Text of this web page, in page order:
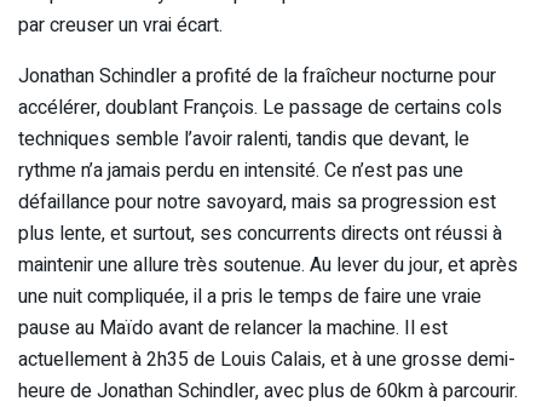
par creuser un vrai écart.
Jonathan Schindler a profité de la fraîcheur nocturne pour
accélérer, doublant François. Le passage de certains cols
techniques semble l’avoir ralenti, tandis que devant, le
rythme n’a jamais perdu en intensité. Ce n’est pas une
défaillance pour notre savoyard, mais sa progression est
plus lente, et surtout, ses concurrents directs ont réussi à
maintenir une allure très soutenue. Au lever du jour, et après
une nuit compliquée, il a pris le temps de faire une vraie
pause au Maïdo avant de relancer la machine. Il est
actuellement à 2h35 de Louis Calais, et à une grosse demi-
heure de Jonathan Schindler, avec plus de 60km à parcourir.